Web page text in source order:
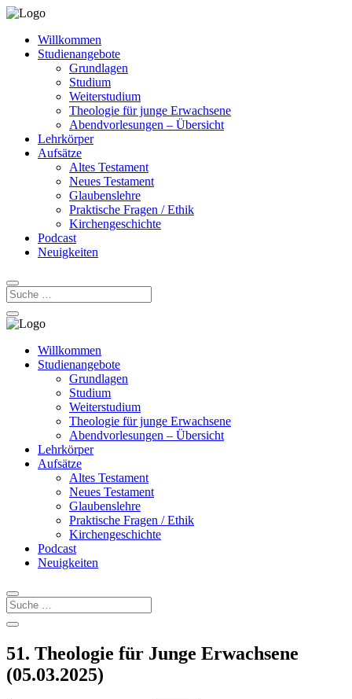
Willkommen
Studienangebote
Grundlagen
Studium
Weiterstudium
Theologie für junge Erwachsene
Abendvorlesungen – Übersicht
Lehrkörper
Aufsätze
Altes Testament
Neues Testament
Glaubenslehre
Praktische Fragen / Ethik
Kirchengeschichte
Podcast
Neuigkeiten
Willkommen
Studienangebote
Grundlagen
Studium
Weiterstudium
Theologie für junge Erwachsene
Abendvorlesungen – Übersicht
Lehrkörper
Aufsätze
Altes Testament
Neues Testament
Glaubenslehre
Praktische Fragen / Ethik
Kirchengeschichte
Podcast
Neuigkeiten
51. Theologie für Junge Erwachsene
(05.03.2025)